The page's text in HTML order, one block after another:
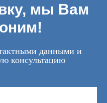
мы Вам
данными и
консультацию